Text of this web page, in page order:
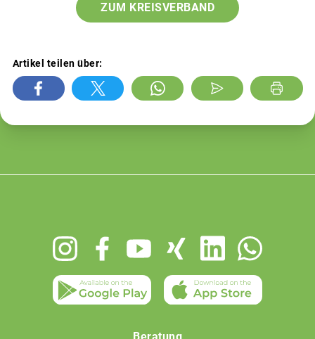
ZUM KREISVERBAND
Artikel teilen über: